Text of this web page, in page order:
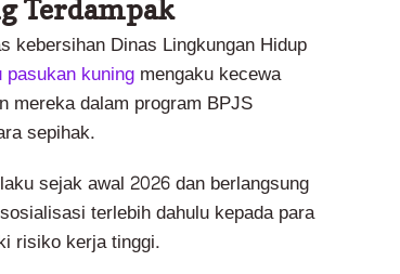
Terdampak
kebersihan Dinas Lingkungan Hidup
kuningmengaku kecewa
mereka dalam program BPJS
sepihak.
sejak awal 2026 dan berlangsung
terlebih dahulu kepada para
risiko kerja tinggi.